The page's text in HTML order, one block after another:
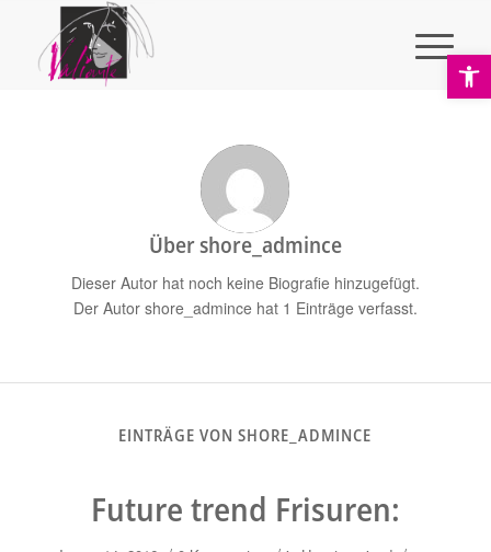
Übershore_admince
Dieser Autor hat noch keine Biografie hinzugefügt.
Der Autor shore_admince hat 1 Einträge verfasst.
EINTRÄGE VON SHORE_ADMINCE
Future trend Frisuren: